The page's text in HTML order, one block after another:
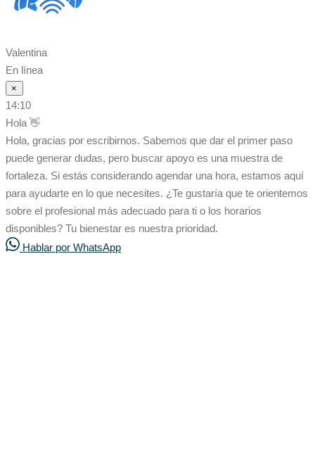
Valentina
En línea
×
14:10
Hola 👋
Hola, gracias por escribirnos. Sabemos que dar el primer paso
puede generar dudas, pero buscar apoyo es una muestra de
fortaleza. Si estás considerando agendar una hora, estamos aquí
para ayudarte en lo que necesites. ¿Te gustaría que te orientemos
sobre el profesional más adecuado para ti o los horarios
disponibles? Tu bienestar es nuestra prioridad.
Hablar por WhatsApp